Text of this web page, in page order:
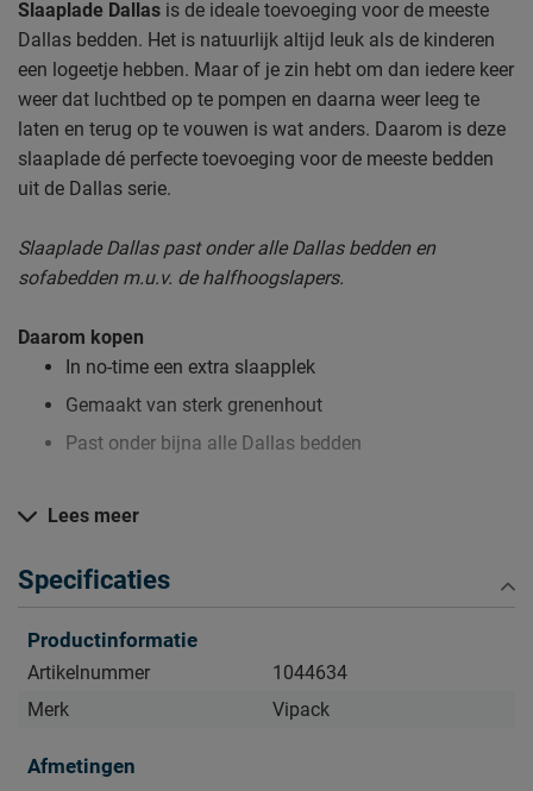
Slaaplade Dallas is de ideale toevoeging voor de meeste
Dallas bedden. Het is natuurlijk altijd leuk als de kinderen
een logeetje hebben. Maar of je zin hebt om dan iedere keer
weer dat luchtbed op te pompen en daarna weer leeg te
laten en terug op te vouwen is wat anders. Daarom is deze
slaaplade dé perfecte toevoeging voor de meeste bedden
uit de Dallas serie.
Slaaplade Dallas past onder alle Dallas bedden en
sofabedden m.u.v. de halfhoogslapers.
Daarom kopen
In no-time een extra slaapplek
Gemaakt van sterk grenenhout
Past onder bijna alle Dallas bedden
Zo blijft Slaaplade Dallas lang mooi (en schoon)
zien.
Lees meer
Specificaties
Productinformatie
Artikelnummer
1044634
Merk
Vipack
Afmetingen